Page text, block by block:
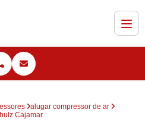
alugar compressor de ar
Cajamar